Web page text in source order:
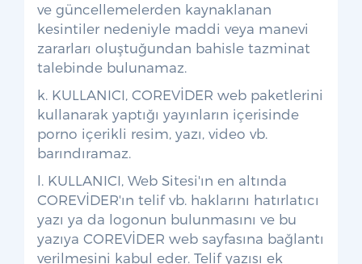
ve güncellemelerden kaynaklanan
kesintiler nedeniyle maddi veya manevi
zararları oluştuğundan bahisle tazminat
talebinde bulunamaz.
k. KULLANICI, COREVİDER web paketlerini
kullanarak yaptığı yayınların içerisinde
porno içerikli resim, yazı, video vb.
barındıramaz.
l. KULLANICI, Web Sitesi'ın en altında
COREVİDER'ın telif vb. haklarını hatırlatıcı
yazı ya da logonun bulunmasını ve bu
yazıya COREVİDER web sayfasına bağlantı
verilmesini kabul eder. Telif yazısı ek